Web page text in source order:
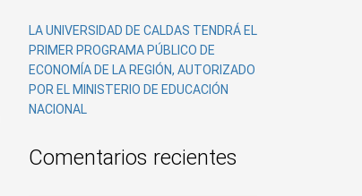
LA UNIVERSIDAD DE CALDAS TENDRÁ EL
PRIMER PROGRAMA PÚBLICO DE
ECONOMÍA DE LA REGIÓN, AUTORIZADO
POR EL MINISTERIO DE EDUCACIÓN
NACIONAL
Comentarios recientes